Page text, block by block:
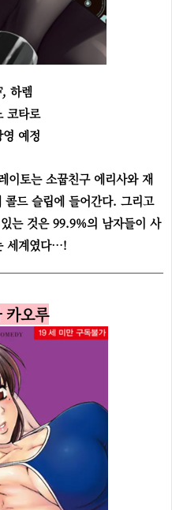
하렘
코타로
예정
이토는 소꿉친구 에리사와 재
드 슬립에 들어간다. 그리고
는 것은 99.9%의 남자들이 사
세계였다…!
카오루